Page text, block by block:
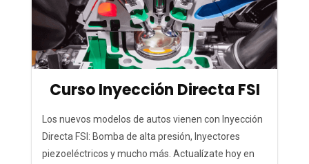
Curso Inyección Directa FSI
Los nuevos modelos de autos vienen con Inyección
Directa FSI: Bomba de alta presión, Inyectores
piezoeléctricos y mucho más. Actualízate hoy en